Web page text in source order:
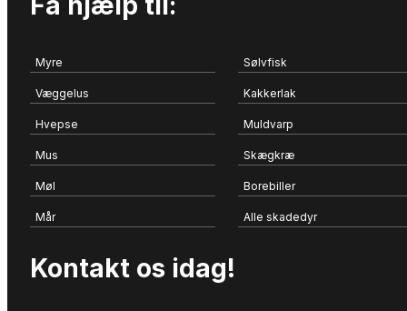
Myre Sølvfisk
Væggelus Kakkerlak
Hvepse Muldvarp
Mus Skægkræ
Møl Borebiller
Mår Alle skadedyr
Kontakt os idag!